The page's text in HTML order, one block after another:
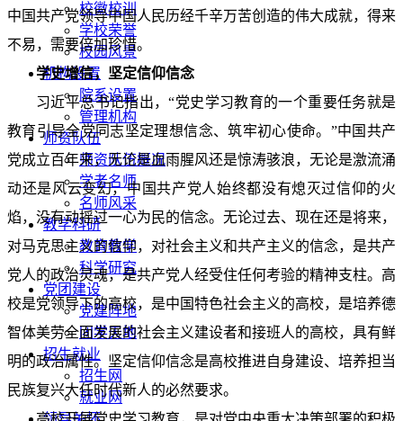
校徽校训
学校荣誉
校园风景
机构设置
院系设置
管理机构
师资队伍
师资队伍概况
学者名师
名师风采
教学科研
教育教学
科学研究
党团建设
党建阵地
团学天地
招生就业
招生网
就业网
中国共产党领导中国人民历经千辛万苦创造的伟大成就，得来
不易，需要倍加珍惜。
学史增信，坚定信仰信念
习近平总书记指出，“党史学习教育的一个重要任务就是
教育引导全党同志坚定理想信念、筑牢初心使命。”中国共产
党成立百年来，无论是血雨腥风还是惊涛骇浪，无论是激流涌
动还是风云变幻，中国共产党人始终都没有熄灭过信仰的火
焰，没有动摇过一心为民的信念。无论过去、现在还是将来，
对马克思主义的信仰，对社会主义和共产主义的信念，是共产
党人的政治灵魂，是共产党人经受住任何考验的精神支柱。高
校是党领导下的高校，是中国特色社会主义的高校，是培养德
智体美劳全面发展的社会主义建设者和接班人的高校，具有鲜
明的政治属性。坚定信仰信念是高校推进自身建设、培养担当
民族复兴大任时代新人的必然要求。